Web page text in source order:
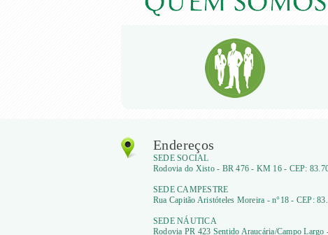
Endereços
SEDE SOCIAL
Rodovia do Xisto - BR 476 - KM 16 - CEP:
SEDE CAMPESTRE
Rua Capitão Aristóteles Moreira - n°18 - CEP:
SEDE NÁUTICA
Rodovia PR 423 Sentido Araucária/Campo